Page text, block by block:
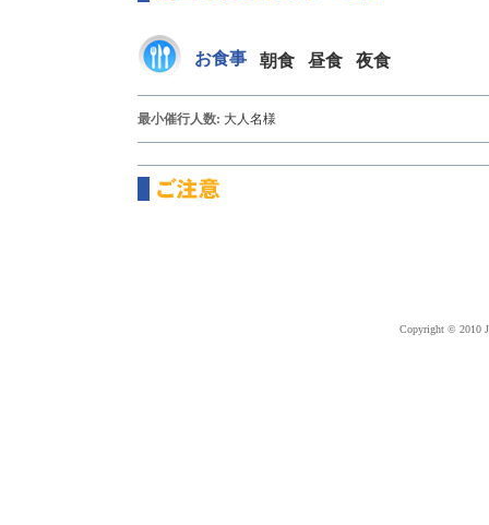
お食事 朝食 昼食 夜食
最小催行人数: 大人名様
Copyright © 2010